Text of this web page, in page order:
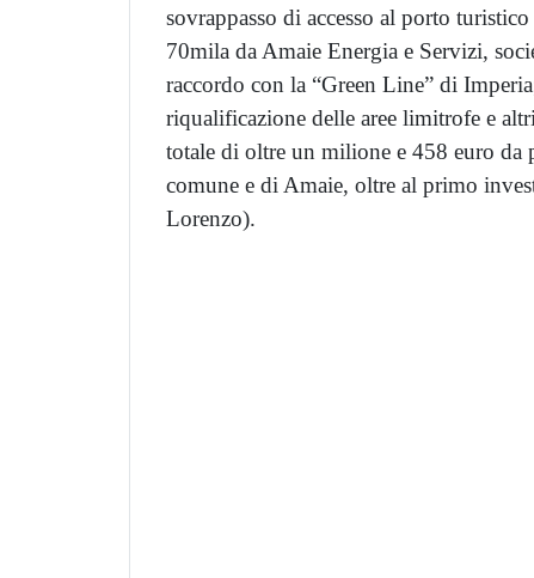
sovrappasso di accesso al porto
70mila da Amaie Energia e Servizi,
raccordo con la “Green Line” di
riqualificazione delle aree limitrofe e
totale di oltre un milione e 458 euro da
comune e di Amaie, oltre al primo
Lorenzo).